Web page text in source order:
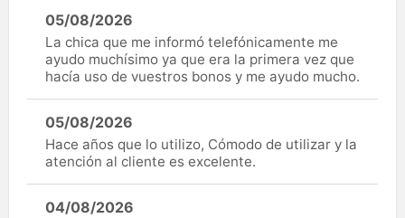
05/08/2026
La chica que me informó telefónicamente me
ayudo muchísimo ya que era la primera vez que
hacía uso de vuestros bonos y me ayudo mucho.
05/08/2026
Hace años que lo utilizo, Cómodo de utilizar y la
atención al cliente es excelente.
04/08/2026